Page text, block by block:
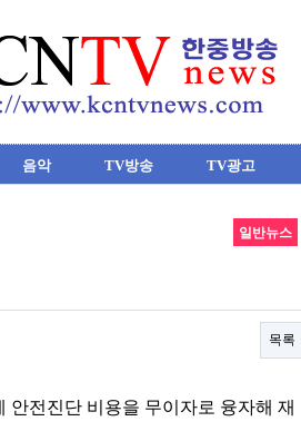
음악 TV방송 TV광고
일반뉴스
목록
안전진단 비용을 무이자로 융자해 재